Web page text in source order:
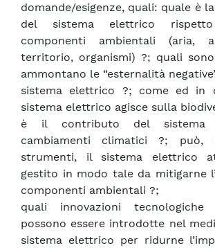
domande/esigenze, quali: quale è
del sistema elettrico
componenti ambientali (aria,
territorio, organismi) ?; quali
ammontano le “esternalità
sistema elettrico ?; come ed in
sistema elettrico agisce sulla
è il contributo del sistema
cambiamenti climatici ?;
strumenti, il sistema elettrico
gestito in modo tale da mitigarne
componenti ambientali ?;
quali innovazioni
possono essere introdotte nel
sistema elettrico per ridurne